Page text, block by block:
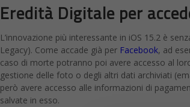
Eredità Digitale per
L’innovazione più interessante in iOS 15.2 è
Legacy). Come accade già per Facebook, ad
caso di morte potranno poi avere accesso al
gestione delle foto o degli altri dati archiviati
però avere accesso alle informazioni di
salvate in esso.